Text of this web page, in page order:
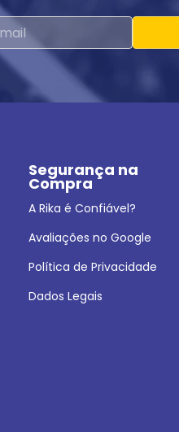
Segurança na
Compra
A Rika é Confiável?
Avaliações no Google
Política de Privacidade
Dados Legais